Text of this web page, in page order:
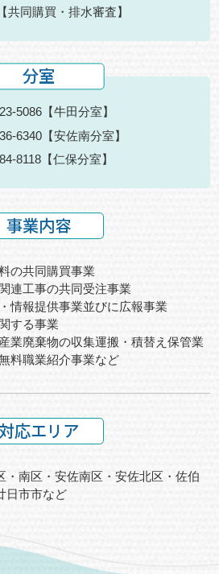
【共同購買・排水審査】
分室
5086【牛田分室】
6340【安佐南分室】
8118【仁保分室】
事業内容
の共同購買事業
連工事の共同受注事業
情報提供事業並びに広報事業
する事業
業廃棄物の収集運搬・積替え保管業
料職業紹介事業など
対応エリア
・南区・安佐南区・安佐北区・佐伯
日市市など